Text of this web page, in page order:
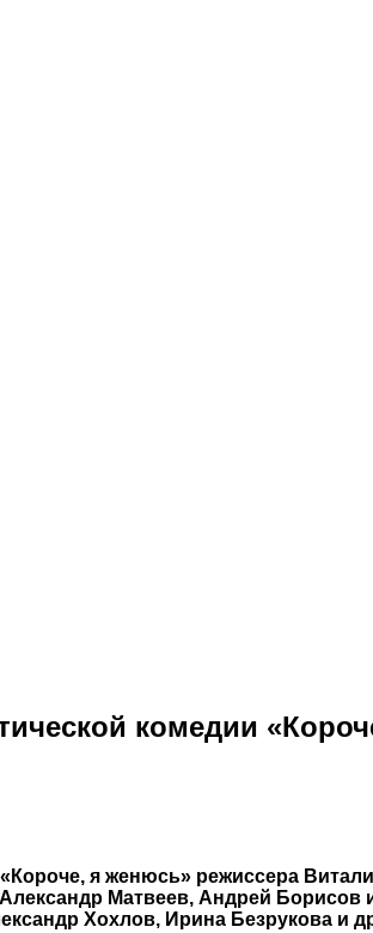
комедии
я женюсь» режиссера
Матвеев, Андрей
Хохлов, Ирина Безрукова и